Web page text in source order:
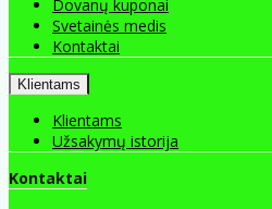
Dovanų kuponai
Svetainės medis
Kontaktai
Klientams
Klientams
Užsakymų istorija
Kontaktai